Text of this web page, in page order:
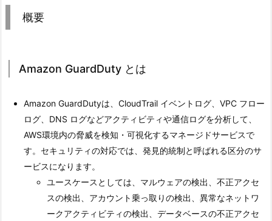
概要
Amazon GuardDuty とは
Amazon GuardDutyは、CloudTrail イベントログ、VPC フロー
ログ、DNS ログなどアクティビティや通信ログを分析して、
AWS環境内の脅威を検知・可視化するマネージドサービスで
す。セキュリティの対応では、発見的統制と呼ばれる区分のサ
ービスになります。
ユースケースとしては、マルウェアの検出、不正アクセ
スの検出、アカウント乗っ取りの検出、異常なネットワ
ークアクティビティの検出、データベースの不正アクセ